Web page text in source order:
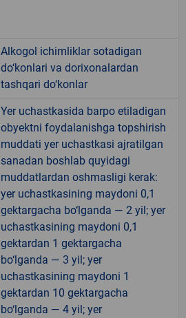
Alkogol ichimliklar sotadigan
do‘konlari va dorixonalardan
tashqari do‘konlar
Yer uchastkasida barpo etiladigan
obyektni foydalanishga topshirish
muddati yer uchastkasi ajratilgan
sanadan boshlab quyidagi
muddatlardan oshmasligi kerak:
yer uchastkasining maydoni 0,1
gektargacha bo‘lganda — 2 yil; yer
uchastkasining maydoni 0,1
gektardan 1 gektargacha
bo‘lganda — 3 yil; yer
uchastkasining maydoni 1
gektardan 10 gektargacha
bo‘lganda — 4 yil; yer